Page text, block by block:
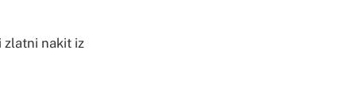
zlatni nakit iz